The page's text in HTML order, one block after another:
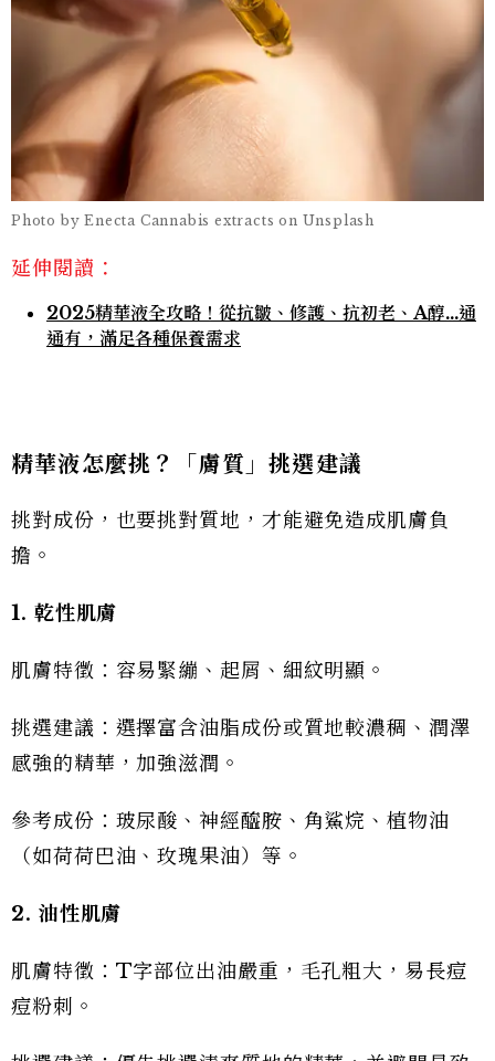
Photo by Enecta Cannabis extracts on Unsplash
延伸閱讀：
2025精華液全攻略！從抗皺、修護、抗初老、A醇...通
通有，滿足各種保養需求
精華液怎麼挑？「膚質」挑選建議
挑對成份，也要挑對質地，才能避免造成肌膚負
擔。
1. 乾性肌膚
肌膚特徵：容易緊繃、起屑、細紋明顯。
挑選建議：選擇富含油脂成份或質地較濃稠、潤澤
感強的精華，加強滋潤。
參考成份：玻尿酸、神經醯胺、角鯊烷、植物油
（如荷荷巴油、玫瑰果油）等。
2. 油性肌膚
肌膚特徵：T字部位出油嚴重，毛孔粗大，易長痘
痘粉刺。